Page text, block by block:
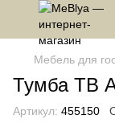
Мебель для
Тумба ТВ
Артикул: 455150